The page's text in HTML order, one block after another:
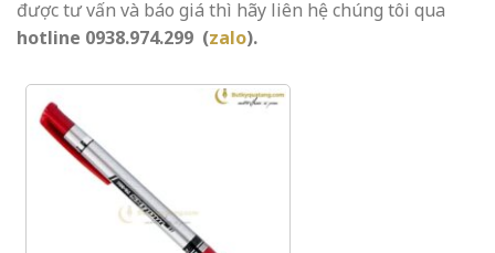
được tư vấn và báo giá thì hãy liên hệ chúng tôi qua
hotline 0938.974.299 (zalo).